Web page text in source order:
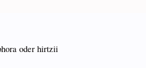
oder hirtzii